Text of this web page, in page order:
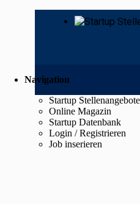
Navigation
Startup Stellenangebote
Online Magazin
Startup Datenbank
Login / Registrieren
Job inserieren